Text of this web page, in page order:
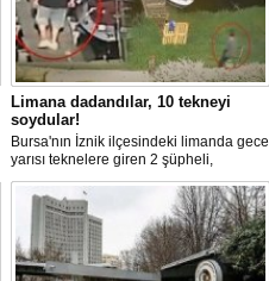
Limana dadandılar, 10 tekneyi
soydular!
Bursa'nın İznik ilçesindeki limanda gece
yarısı teknelere giren 2 şüpheli,
elektronik cihazlar ve değerli eşyalar
çaldı. Olay, güvenlik kameralarına
yansıdı, tekne sahiplerinin ihbarıyla
jandarma inceleme başlattı.